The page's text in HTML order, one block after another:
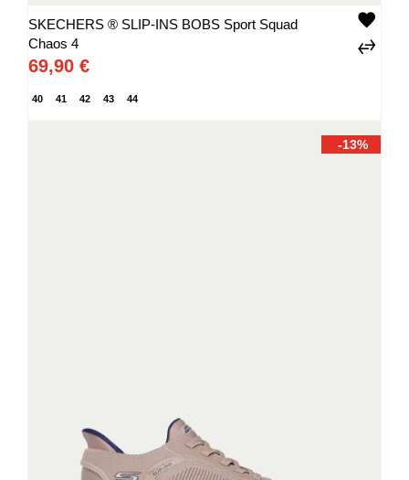
SKECHERS ® SLIP-INS BOBS Sport Squad
Chaos 4
69,90 €
40 41 42 43 44
-13%